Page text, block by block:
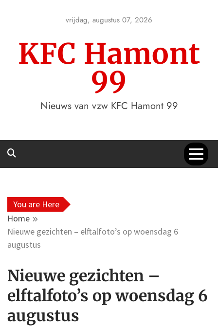
vrijdag, augustus 07, 2026
KFC Hamont
99
Nieuws van vzw KFC Hamont 99
You are Here
Home
Nieuwe gezichten – elftalfoto’s op woensdag 6
augustus
Nieuwe gezichten –
elftalfoto’s op woensdag 6
augustus